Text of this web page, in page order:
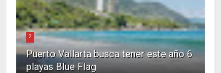
2
Puerto Vallarta busca tener este año 6
playas Blue Flag